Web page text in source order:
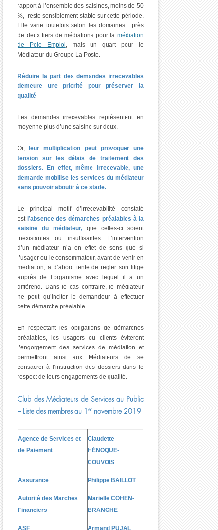
rapport à l’ensemble des saisines, moins de 50
%, reste sensiblement stable sur cette période.
Elle varie toutefois selon les domaines : près
de deux tiers de médiations pour la médiation
de Pole Emploi, mais un quart pour le
Médiateur du Groupe La Poste.
Réduire la part des demandes irrecevables
demeure une priorité pour préserver la
qualité
Les demandes irrecevables représentent en
moyenne plus d’une saisine sur deux.
Or,
leur multiplication peut provoquer une
tension sur les délais de traitement des
dossiers. En effet, même irrecevable, une
demande mobilise les services du médiateur
sans pouvoir aboutir à ce stade.
Le principal motif d’irrecevabilité constaté
est l’absence des démarches préalables à la
saisine du médiateur,que celles-ci soient
inexistantes ou insuffisantes. L’intervention
d’un médiateur n’a en effet de sens que si
l’usager ou le consommateur, avant de venir en
médiation, a d’abord tenté de régler son litige
auprès de l’organisme avec lequel il a un
différend. Dans le cas contraire, le médiateur
ne peut qu’inciter le demandeur à effectuer
cette démarche préalable.
En respectant les obligations de démarches
préalables, les usagers ou clients éviteront
l’engorgement des services de médiation et
permettront ainsi aux Médiateurs de se
consacrer à l’instruction des dossiers dans le
respect de leurs engagements de qualité.
Club des Médiateurs de Services au Public
– Liste des membres au 1 er novembre 2019
Agence de Services et
de Paiement
Claudette
H ÉNOQUE-
COUVOIS
Assurance Philippe BAILLOT
Autorité des Marchés
Financiers
Marielle COHEN-
BRANCHE
ASF Armand PUJAL